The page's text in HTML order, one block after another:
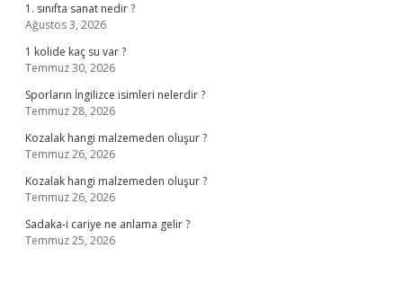
1. sınıfta sanat nedir ?
Ağustos 3, 2026
1 kolide kaç su var ?
Temmuz 30, 2026
Sporların İngilizce isimleri nelerdir ?
Temmuz 28, 2026
Kozalak hangi malzemeden oluşur ?
Temmuz 26, 2026
Kozalak hangi malzemeden oluşur ?
Temmuz 26, 2026
Sadaka-i cariye ne anlama gelir ?
Temmuz 25, 2026